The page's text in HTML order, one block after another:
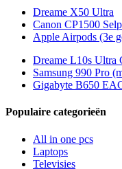
Dreame X50 Ultra
Canon CP1500
Apple Airpods (3e
Dreame L10s Ultra
Samsung 990 Pro
Gigabyte B650
Populaire categorieën
All in one pcs
Laptops
Televisies